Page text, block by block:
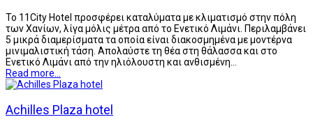
Το 11City Hotel προσφέρει καταλύματα με κλιματισμό στην πόλη
των Χανίων, λίγα μόλις μέτρα από το Ενετικό Λιμάνι. Περιλαμβάνει
5 μικρά διαμερίσματα τα οποία είναι διακοσμημένα με μοντέρνα
μινιμαλιστική τάση. Απολαύστε τη θέα στη θάλασσα και στο
Ενετικό Λιμάνι από την ηλιόλουστη και ανθισμένη…
Read more...
Achilles Plaza hotel